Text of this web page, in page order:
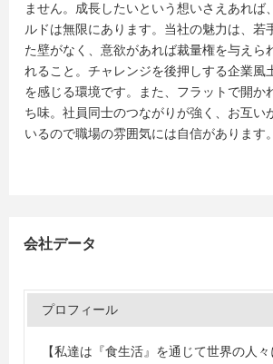
ません。成長したいという想いさえあれば
ルドは無限にあります。当社の魅力は、若
た壁がなく、意欲があれば裁量権を与えら
れること。チャレンジを後押しする企業風
を感じる環境です。また、フラットで開か
ち味。社員同士のつながりが強く、お互い
いるので職場の雰囲気には自信があります。
会社データ
プロフィール
【私達は『食生活』を通じて世界の人